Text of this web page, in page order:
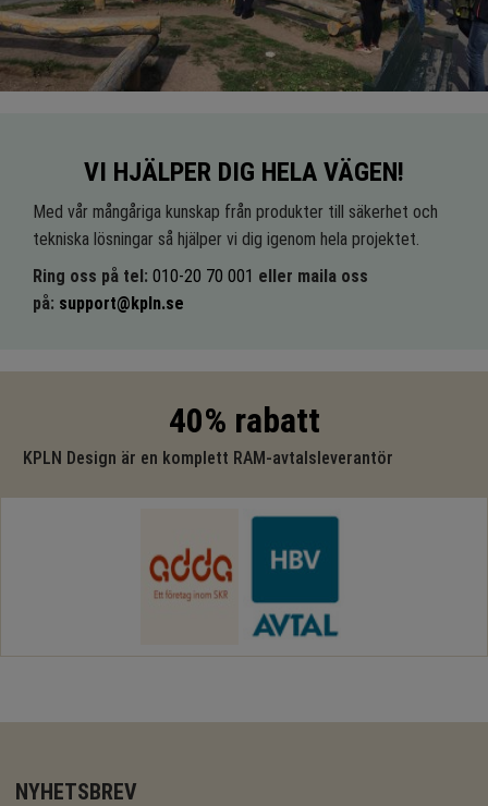
VI HJÄLPER DIG HELA VÄGEN!
Med vår mångåriga kunskap från produkter till säkerhet och
tekniska lösningar så hjälper vi dig igenom hela projektet.
Ring oss på tel: 010-20 70 001 eller maila oss
på: support@kpln.se
40% rabatt
KPLN Design är en komplett RAM-avtalsleverantör
NYHETSBREV